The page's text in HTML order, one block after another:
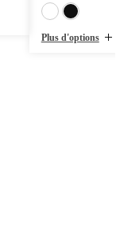
Plus d'options